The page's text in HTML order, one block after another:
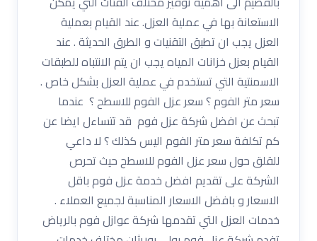
الاستعانة بها في عملية العزل. عند القيام بعملية
العزل يجب ان تطبق التقنيات و الطرق الحديثة . عند
القيام بعزل خزانات المياه يجب ان يتم الانتباه للطبقات
الاسمنتية التي تستخدم في عملية العزل بشكل خاص .
سعر متر الفوم ؟ سعر عزل الفوم للاسطح ؟ عندما
تبحث عن افضل شركة عزل فوم قد تتساءل ايضا عن
كم تكلفة سعر متر الفوم اليس كذلك ؟ لا داعي
للقلق حول سعر عزل الفوم للاسطح حيث تحرص
الشركة على تقديم افضل خدمة عزل فوم باقل
الاسعار و بافضل الاسعار المناسبة لجميع العملاء .
خدمات العزل التي تقدمها شركة عوازل فوم بالرياض